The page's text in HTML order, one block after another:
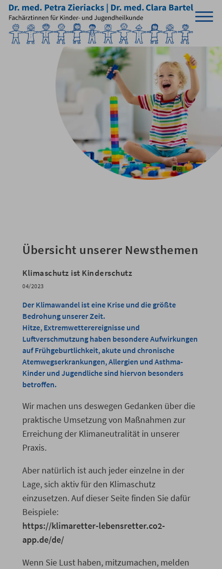
Übersicht unserer Newsthemen
Klimaschutz ist Kinderschutz
04/2023
Der Klimawandel ist eine Krise und die größte
Bedrohung unserer Zeit.
Hitze, Extremwetterereignisse und
Luftverschmutzung haben besondere Aufwirkungen
auf Frühgeburtlichkeit, akute und chronische
Atemwegserkrankungen, Allergien und Asthma-
Kinder und Jugendliche sind hiervon besonders
betroffen.
Wir machen uns deswegen Gedanken über die
praktische Umsetzung von Maßnahmen zur
Erreichung der Klimaneutralität in unserer
Praxis.
Aber natürlich ist auch jeder einzelne in der
Lage, sich aktiv für den Klimaschutz
einzusetzen. Auf dieser Seite finden Sie dafür
Beispiele:
https://klimaretter-lebensretter.co2-
app.de/de/
Wenn Sie Lust haben, mitzumachen, melden